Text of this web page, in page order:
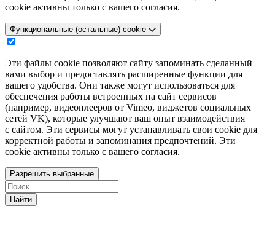
cookie активны только с вашего согласия.
Функциональные (остальные) cookie
Эти файлы cookie позволяют сайту запоминать сделанный
вами выбор и предоставлять расширенные функции для
вашего удобства. Они также могут использоваться для
обеспечения работы встроенных на сайт сервисов
(например, видеоплееров от Vimeo, виджетов социальных
сетей VK), которые улучшают ваш опыт взаимодействия
с сайтом. Эти сервисы могут устанавливать свои cookie для
корректной работы и запоминания предпочтений. Эти
cookie активны только с вашего согласия.
Разрешить выбранные
Найти